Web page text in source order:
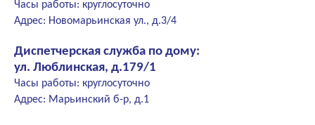
Часы работы: круглосуточно
Адрес: Новомарьинская ул., д.3/4
Диспетчерская служба по дому:
ул. Люблинская, д.179/1
Часы работы: круглосуточно
Адрес: Марьинский б-р, д.1